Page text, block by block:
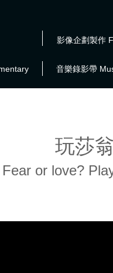
影像企劃製作
音樂錄影帶
玩莎
Fear or love?